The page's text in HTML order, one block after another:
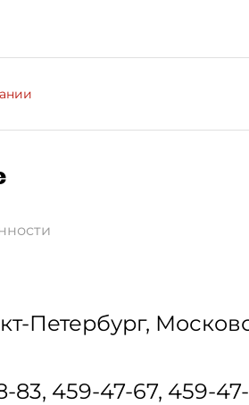
Петербург,
83, 459-47-67, 459-